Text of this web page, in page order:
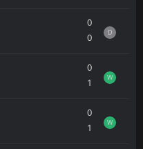
0
0
D
0
1
W
0
1
W